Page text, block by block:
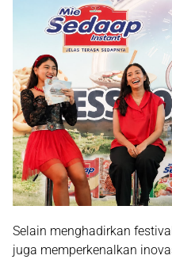
Selain menghadirkan
juga memperkenalkan